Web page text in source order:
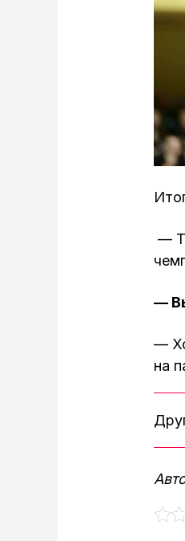
—
—
—
на